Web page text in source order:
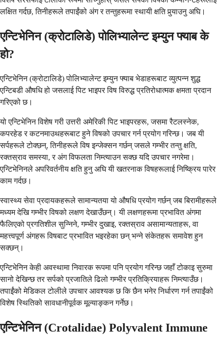
लक्षित गर्दछ, तिनीहरूले तपाईंको अंग र तन्तुहरूमा स्थायी क्षति पुर्‍याउनु अघि।
एन्टिभेनिन (क्रोटालिडे) पोलिभ्यालेन्ट इम्युन फ्याब के
हो?
एन्टिभेनिन (क्रोटालिडे) पोलिभ्यालेन्ट इम्युन फ्याब भेडाहरूबाट व्युत्पन्न शुद्ध
एन्टिबडी औषधि हो जसलाई पिट भाइपर विष विरुद्ध प्रतिरोधात्मक क्षमता प्रदान
गरिएको छ।
यो एन्टिभेनिन विशेष गरी उत्तरी अमेरिकी पिट भाइपरहरू, जसमा रैटलस्नेक,
कपरहेड र कटनमाउथहरूबाट हुने विषको उपचार गर्न प्रयोग गरिन्छ। जब यी
सर्पहरूले टोक्छन्, तिनीहरूले विष इन्जेक्सन गर्छन् जसले गम्भीर तन्तु क्षति,
रक्तस्राव समस्या, र अंग विफलता निम्त्याउन सक्छ यदि उपचार नगरेमा।
एन्टिभेनिनले अपरिवर्तनीय क्षति हुनु अघि यी खतरनाक विषहरूलाई निष्क्रिय पारेर
काम गर्दछ।
स्वास्थ्य सेवा प्रदायकहरूले सामान्यतया यो औषधि प्रयोग गर्छन् जब बिरामीहरूले
मध्यम देखि गम्भीर विषको लक्षण देखाउँछन्। यी लक्षणहरूमा प्रभावित अंगमा
फैलिएको प्रगतिशील सुन्निने, गम्भीर दुखाइ, रक्तस्राव असामान्यताहरू, वा
महत्त्वपूर्ण अंगहरू विषबाट प्रभावित भइरहेका छन् भन्ने संकेतहरू समावेश हुन
सक्छन्।
एन्टिभेनिन केही अवस्थामा निवारक रूपमा पनि प्रयोग गरिन्छ जहाँ टोकाइ सुरुमा
सानो देखिन्छ तर सर्पको प्रजातिले ढिलो गम्भीर प्रतिक्रियाहरू निम्त्याउँछ।
तपाईंको मेडिकल टोलीले उपचार आवश्यक छ कि छैन भनेर निर्धारण गर्न तपाईंको
विशेष स्थितिको सावधानीपूर्वक मूल्याङ्कन गर्नेछ।
एन्टिभेनिन (Crotalidae) Polyvalent Immune